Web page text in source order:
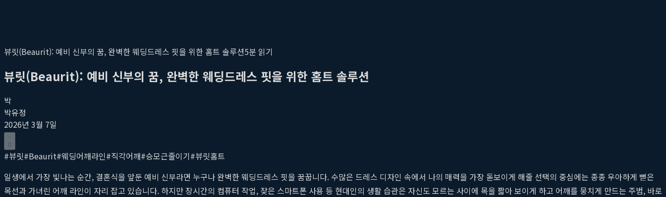
뷰릿(Beaurit): 예비 신부의 꿈, 완벽한 웨딩드레스 핏을 위한 홈트 솔루션5분 읽기
뷰릿(Beaurit): 예비 신부의 꿈, 완벽한 웨딩드레스 핏을 위한 홈트 솔루션
박
박유정
2026년 3월 7일
0
#뷰릿#Beaurit#웨딩어깨라인#직각어깨#승모근줄이기#뷰릿홈트
일생에서 가장 빛나는 순간, 결혼식을 앞둔 예비 신부라면 누구나 완벽한 웨딩드레스 핏을 꿈꿉니다. 수많은 드레스 디자인 속에서 나의 매력을 가장 돋보이게 해줄 선택의 중심에는 종종 우아하게 뻗은
목선과 가녀린 어깨 라인이 자리 잡고 있습니다. 하지만 장시간의 컴퓨터 작업, 잦은 스마트폰 사용 등 현대인의 생활 습관은 자신도 모르는 사이에 목을 짧아 보이게 하고 어깨를 뭉치게 만드는 주범, 바로